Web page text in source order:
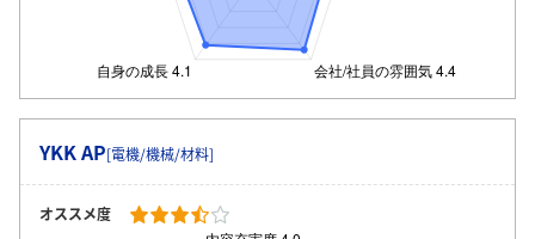
YKK AP[電機/機械/材料]
オススメ度